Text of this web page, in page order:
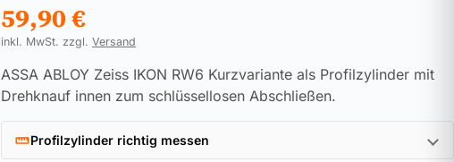
59,90€
inkl. MwSt. zzgl. Versand
ASSA ABLOY Zeiss IKON RW6 Kurzvariante als Profilzylinder mit
Drehknauf innen zum schlüssellosen Abschließen.
Profilzylinder richtig messen